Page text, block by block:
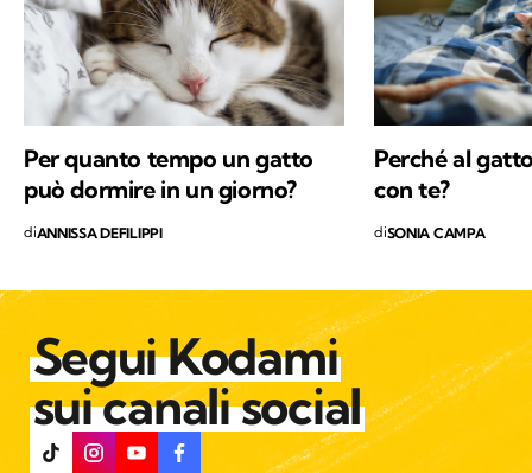
Per quanto tempo un gatto
può dormire in un giorno?
diANNISSA DEFILIPPI
Perché al
con te?
diSONIA CAMPA
Segui Kodami
sui canali social